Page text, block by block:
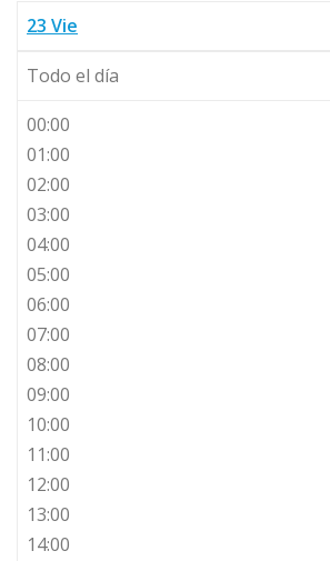
23 Vie
Todo el día
00:00
01:00
02:00
03:00
04:00
05:00
06:00
07:00
08:00
09:00
10:00
11:00
12:00
13:00
14:00